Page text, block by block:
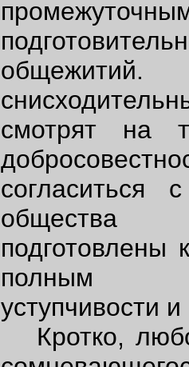
смотрят на
согласиться
общества
подготовлены
полным
уступчивости
Кротко,